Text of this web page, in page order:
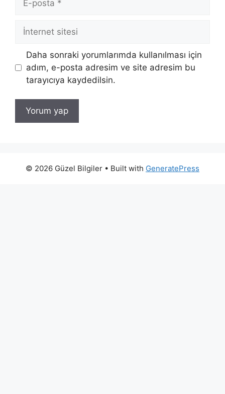
posta
İnternet
sitesi
Daha sonraki yorumlarımda kullanılması için
adım, e-posta adresim ve site adresim bu
tarayıcıya kaydedilsin.
© 2026 Güzel Bilgiler • Built with GeneratePress